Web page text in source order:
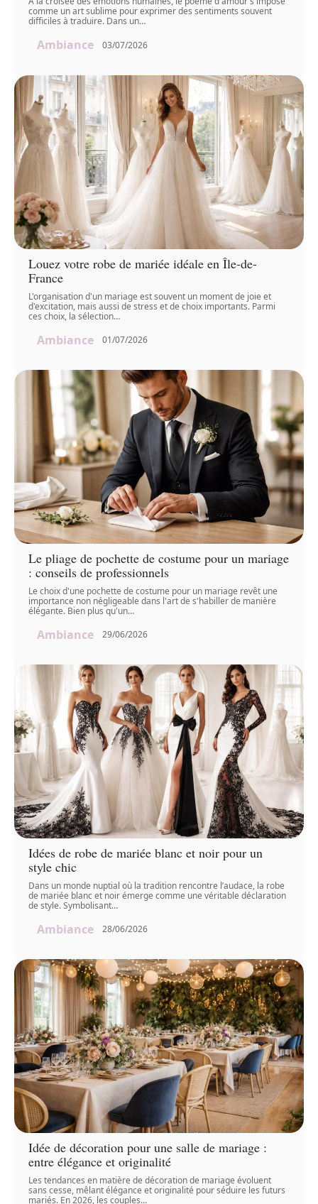
comme un art sublime pour exprimer des sentiments souvent
difficiles à traduire. Dans un…
Ambiance 03/07/2026
Louez votre robe de mariée idéale en Île-de-
France
L'organisation d'un mariage est souvent un moment de joie et
d'excitation, mais aussi de stress et de choix importants. Parmi
ces choix, la sélection…
Ambiance 01/07/2026
Le pliage de pochette de costume pour un mariage
: conseils de professionnels
Le choix d'une pochette de costume pour un mariage revêt une
importance non négligeable dans l'art de s'habiller de manière
élégante. Bien plus qu'un…
Ambiance 29/06/2026
Idées de robe de mariée blanc et noir pour un
style chic
Dans un monde nuptial où la tradition rencontre l’audace, la robe
de mariée blanc et noir émerge comme une véritable déclaration
de style. Symbolisant…
Ambiance 28/06/2026
Idée de décoration pour une salle de mariage :
entre élégance et originalité
Les tendances en matière de décoration de mariage évoluent
sans cesse, mêlant élégance et originalité pour séduire les futurs
mariés. En 2026, les couples…